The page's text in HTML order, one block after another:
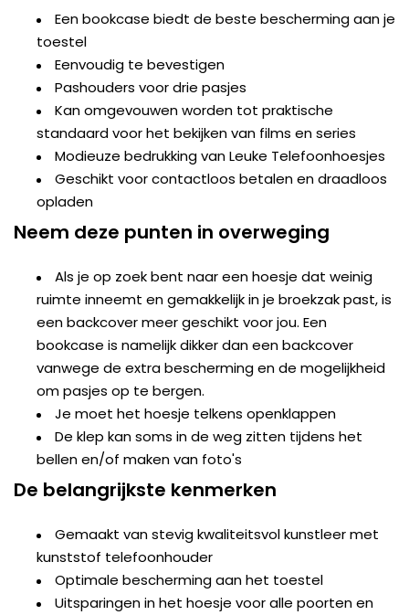
Een bookcase biedt de beste bescherming aan je
toestel
Eenvoudig te bevestigen
Pashouders voor drie pasjes
Kan omgevouwen worden tot praktische
standaard voor het bekijken van films en series
Modieuze bedrukking van Leuke Telefoonhoesjes
Geschikt voor contactloos betalen en draadloos
opladen
Neem deze punten in overweging
Als je op zoek bent naar een hoesje dat weinig
ruimte inneemt en gemakkelijk in je broekzak past, is
een backcover meer geschikt voor jou. Een
bookcase is namelijk dikker dan een backcover
vanwege de extra bescherming en de mogelijkheid
om pasjes op te bergen.
Je moet het hoesje telkens openklappen
De klep kan soms in de weg zitten tijdens het
bellen en/of maken van foto's
De belangrijkste kenmerken
Gemaakt van stevig kwaliteitsvol kunstleer met
kunststof telefoonhouder
Optimale bescherming aan het toestel
Uitsparingen in het hoesje voor alle poorten en